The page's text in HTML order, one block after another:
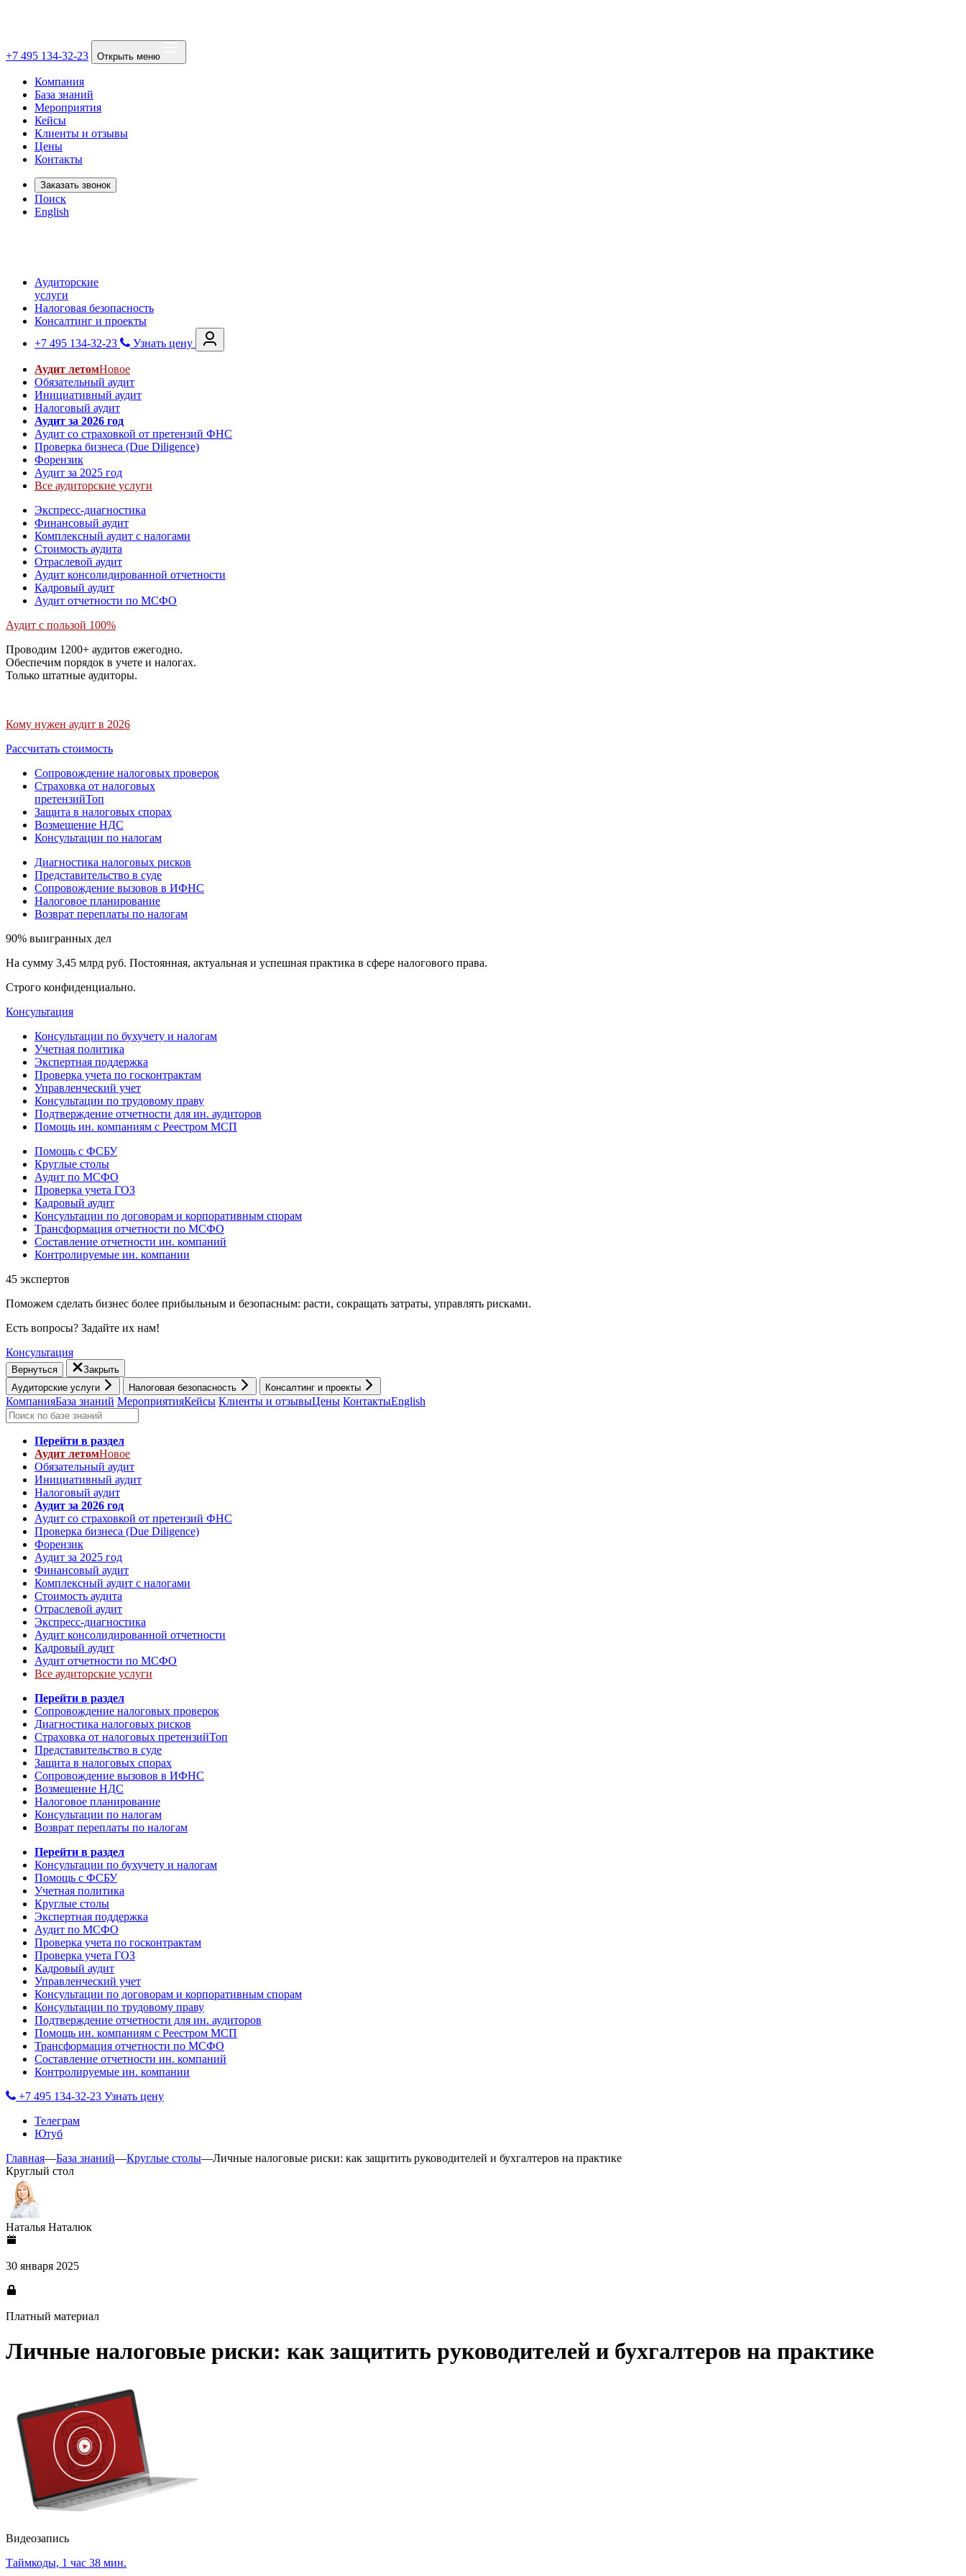
+7 495 134-32-23 Открыть меню
Компания
База знаний
Мероприятия
Кейсы
Клиенты и отзывы
Цены
Контакты
Заказать звонок
Поиск
English
Аудиторские
услуги
Налоговая безопасность
Консалтинг и проекты
+7 495 134-32-23
Узнать цену
Аудит летомНовое
Обязательный аудит
Инициативный аудит
Налоговый аудит
Аудит за 2026 год
Аудит со страховкой от претензий ФНС
Проверка бизнеса (Due Diligence)
Форензик
Аудит за 2025 год
Все аудиторские услуги
Экспресс-диагностика
Финансовый аудит
Комплексный аудит с налогами
Стоимость аудита
Отраслевой аудит
Аудит консолидированной отчетности
Кадровый аудит
Аудит отчетности по МСФО
Аудит с пользой 100%
Проводим 1200+ аудитов ежегодно.
Обеспечим порядок в учете и налогах.
Только штатные аудиторы.
Кому нужен аудит в 2026
Рассчитать стоимость
Сопровождение налоговых проверок
Страховка от налоговых
претензийТоп
Защита в налоговых спорах
Возмещение НДС
Консультации по налогам
Диагностика налоговых рисков
Представительство в суде
Сопровождение вызовов в ИФНС
Налоговое планирование
Возврат переплаты по налогам
90% выигранных дел
На сумму 3,45 млрд руб. Постоянная, актуальная и успешная практика в сфере налогового права.
Строго конфиденциально.
Консультация
Консультации по бухучету и налогам
Учетная политика
Экспертная поддержка
Проверка учета по госконтрактам
Управленческий учет
Консультации по трудовому праву
Подтверждение отчетности для ин. аудиторов
Помощь ин. компаниям с Реестром МСП
Помощь с ФСБУ
Круглые столы
Аудит по МСФО
Проверка учета ГОЗ
Кадровый аудит
Консультации по договорам и корпоративным спорам
Трансформация отчетности по МСФО
Составление отчетности ин. компаний
Контролируемые ин. компании
45 экспертов
Поможем сделать бизнес более прибыльным и безопасным: расти, cокращать затраты, управлять рисками.
Есть вопросы? Задайте их нам!
Консультация
Вернуться
Закрыть
Аудиторские услуги
Налоговая безопасность Консалтинг и проекты
КомпанияБаза знаний МероприятияКейсы Клиенты и отзывыЦены КонтактыEnglish
Перейти в раздел
Аудит летомНовое
Обязательный аудит
Инициативный аудит
Налоговый аудит
Аудит за 2026 год
Аудит со страховкой от претензий ФНС
Проверка бизнеса (Due Diligence)
Форензик
Аудит за 2025 год
Финансовый аудит
Комплексный аудит с налогами
Стоимость аудита
Отраслевой аудит
Экспресс-диагностика
Аудит консолидированной отчетности
Кадровый аудит
Аудит отчетности по МСФО
Все аудиторские услуги
Перейти в раздел
Сопровождение налоговых проверок
Диагностика налоговых рисков
Страховка от налоговых претензийТоп
Представительство в суде
Защита в налоговых спорах
Сопровождение вызовов в ИФНС
Возмещение НДС
Налоговое планирование
Консультации по налогам
Возврат переплаты по налогам
Перейти в раздел
Консультации по бухучету и налогам
Помощь с ФСБУ
Учетная политика
Круглые столы
Экспертная поддержка
Аудит по МСФО
Проверка учета по госконтрактам
Проверка учета ГОЗ
Кадровый аудит
Управленческий учет
Консультации по договорам и корпоративным спорам
Консультации по трудовому праву
Подтверждение отчетности для ин. аудиторов
Помощь ин. компаниям с Реестром МСП
Трансформация отчетности по МСФО
Составление отчетности ин. компаний
Контролируемые ин. компании
+7 495 134-32-23 Узнать цену
Телеграм
Ютуб
Главная—База знаний—Круглые столы—Личные налоговые риски: как защитить руководителей и бухгалтеров на практике
Круглый стол
Наталья Наталюк
30 января 2025
Платный материал
Личные налоговые риски: как защитить руководителей и бухгалтеров на практике
Видеозапись
Таймкоды, 1 час 38 мин.